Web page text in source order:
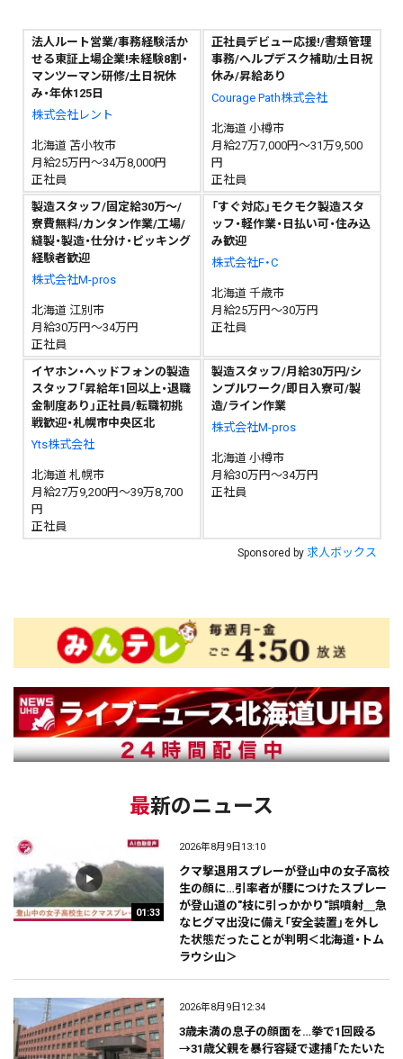
法人ルート営業/事務経験活か
せる東証上場企業!未経験8割・
マンツーマン研修/土日祝休
み・年休125日
株式会社レント
北海道 苫小牧市
月給25万円～34万8,000円
正社員
正社員デビュー応援!/書類管理
事務/ヘルプデスク補助/土日祝
休み/昇給あり
Courage Path株式会社
北海道 小樽市
月給27万7,000円～31万9,500
円
正社員
製造スタッフ/固定給30万～/
寮費無料/カンタン作業/工場/
縫製・製造・仕分け・ピッキング
経験者歓迎
株式会社M-pros
北海道 江別市
月給30万円～34万円
正社員
「すぐ対応」モクモク製造スタ
ッフ・軽作業・日払い可・住み込
み歓迎
株式会社F・C
北海道 千歳市
月給25万円～30万円
正社員
イヤホン・ヘッドフォンの製造
スタッフ「昇給年1回以上・退職
金制度あり」正社員/転職初挑
戦歓迎・札幌市中央区北
Yts株式会社
北海道 札幌市
月給27万9,200円～39万8,700
円
正社員
製造スタッフ/月給30万円/シ
ンプルワーク/即日入寮可/製
造/ライン作業
株式会社M-pros
北海道 小樽市
月給30万円～34万円
正社員
Sponsored by 求人ボックス
最新のニュース
01:33
2026年8月9日13:10
クマ撃退用スプレーが登山中の女子高校
生の顔に…引率者が腰につけたスプレー
が登山道の"枝に引っかかり"誤噴射＿急
なヒグマ出没に備え「安全装置」を外し
た状態だったことが判明＜北海道・トム
ラウシ山＞
2026年8月9日12:34
3歳未満の息子の顔面を…拳で1回殴る
→31歳父親を暴行容疑で逮捕「たたいた